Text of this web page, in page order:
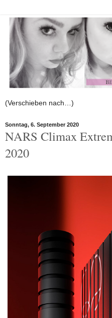
Sonntag, 6. September 2020
NARS Climax
2020